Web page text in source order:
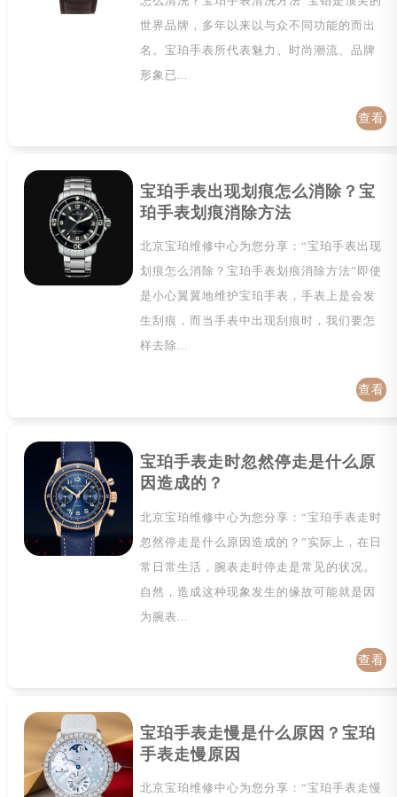
世界品牌，多年以来以与众不同功能的而出
名。宝珀手表所代表魅力、时尚潮流、品牌
形象已...
查看
宝珀手表出现划痕怎么消除？宝
珀手表划痕消除方法
北京宝珀维修中心为您分享：“宝珀手表出现
划痕怎么消除？宝珀手表划痕消除方法”即使
是小心翼翼地维护宝珀手表，手表上是会发
生刮痕，而当手表中出现刮痕时，我们要怎
样去除...
查看
宝珀手表走时忽然停走是什么原
因造成的？
北京宝珀维修中心为您分享：“宝珀手表走时
忽然停走是什么原因造成的？”实际上，在日
常日常生活，腕表走时停走是常见的状况。
自然，造成这种现象发生的缘故可能就是因
为腕表...
查看
宝珀手表走慢是什么原因？宝珀
手表走慢原因
北京宝珀维修中心为您分享：“宝珀手表走慢